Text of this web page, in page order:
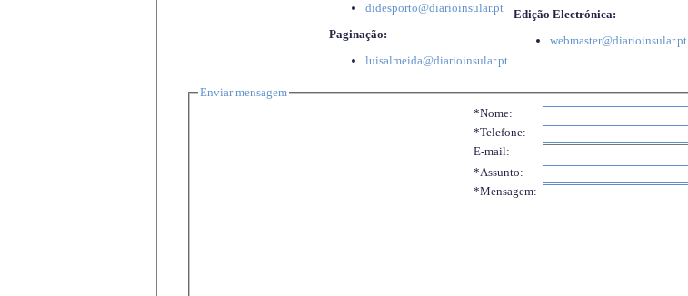
didesporto@diarioinsular.pt
Paginação:
luisalmeida@diarioinsular.pt
Edição Electrónica:
webmaster@diarioinsular.pt
Enviar mensagem
*Nome:
*Telefone:
E-mail:
*Assunto:
*Mensagem: